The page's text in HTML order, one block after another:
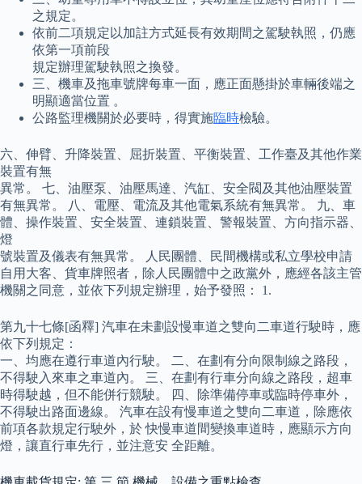
之規定。
依前二項規定以加註方式延長有效期間之駕駛執照，仍應
依第一項前段
規定辦理駕駛執照之換發。
三、機車及拖車號牌每車一面，應正面懸掛於車輛後端之
明顯適當位置 。
公路監理機關於必要時，得實施臨時檢驗。
六、伸臂、升降裝置、屈折裝置、平衡裝置、工作臺及其他作業
裝置有無
異常。 七、油壓泵、油壓馬達、汽缸、安全閥及其他油壓裝置
有無異常。 八、電壓、電流及其他電氣系統有無異常。 九、車
體、操作裝置、安全裝置、連鎖裝置、警報裝置、方向指示器、
燈
號裝置及儀表有無異常。 人民團體、民間機構或私立學校申請
自用大客、貨車牌照者，除人民團體中之政黨外，應經各該主管
機關之同意，並依下列規定辦理，始予發照： 1.
第九十七條[函釋] 汽車在未劃設慢車道之雙向二車道行駛時，應
依下列規定：
一、均應在遵行車道內行駛。 二、在劃有分向限制線之路段，
不得駛入來車之車道內。 三、在劃有行車分向線之路段，超車
時得駛越，但不能併行競駛。 四、除準備停車或臨時停車外，
不得駛出路面邊線。 汽車在設有慢車道之雙向二車道，除應依
前項各款規定行駛外，於 快慢車道間變換車道時，應顯示方向
燈，讓直行車先行，並注意安 全距離。